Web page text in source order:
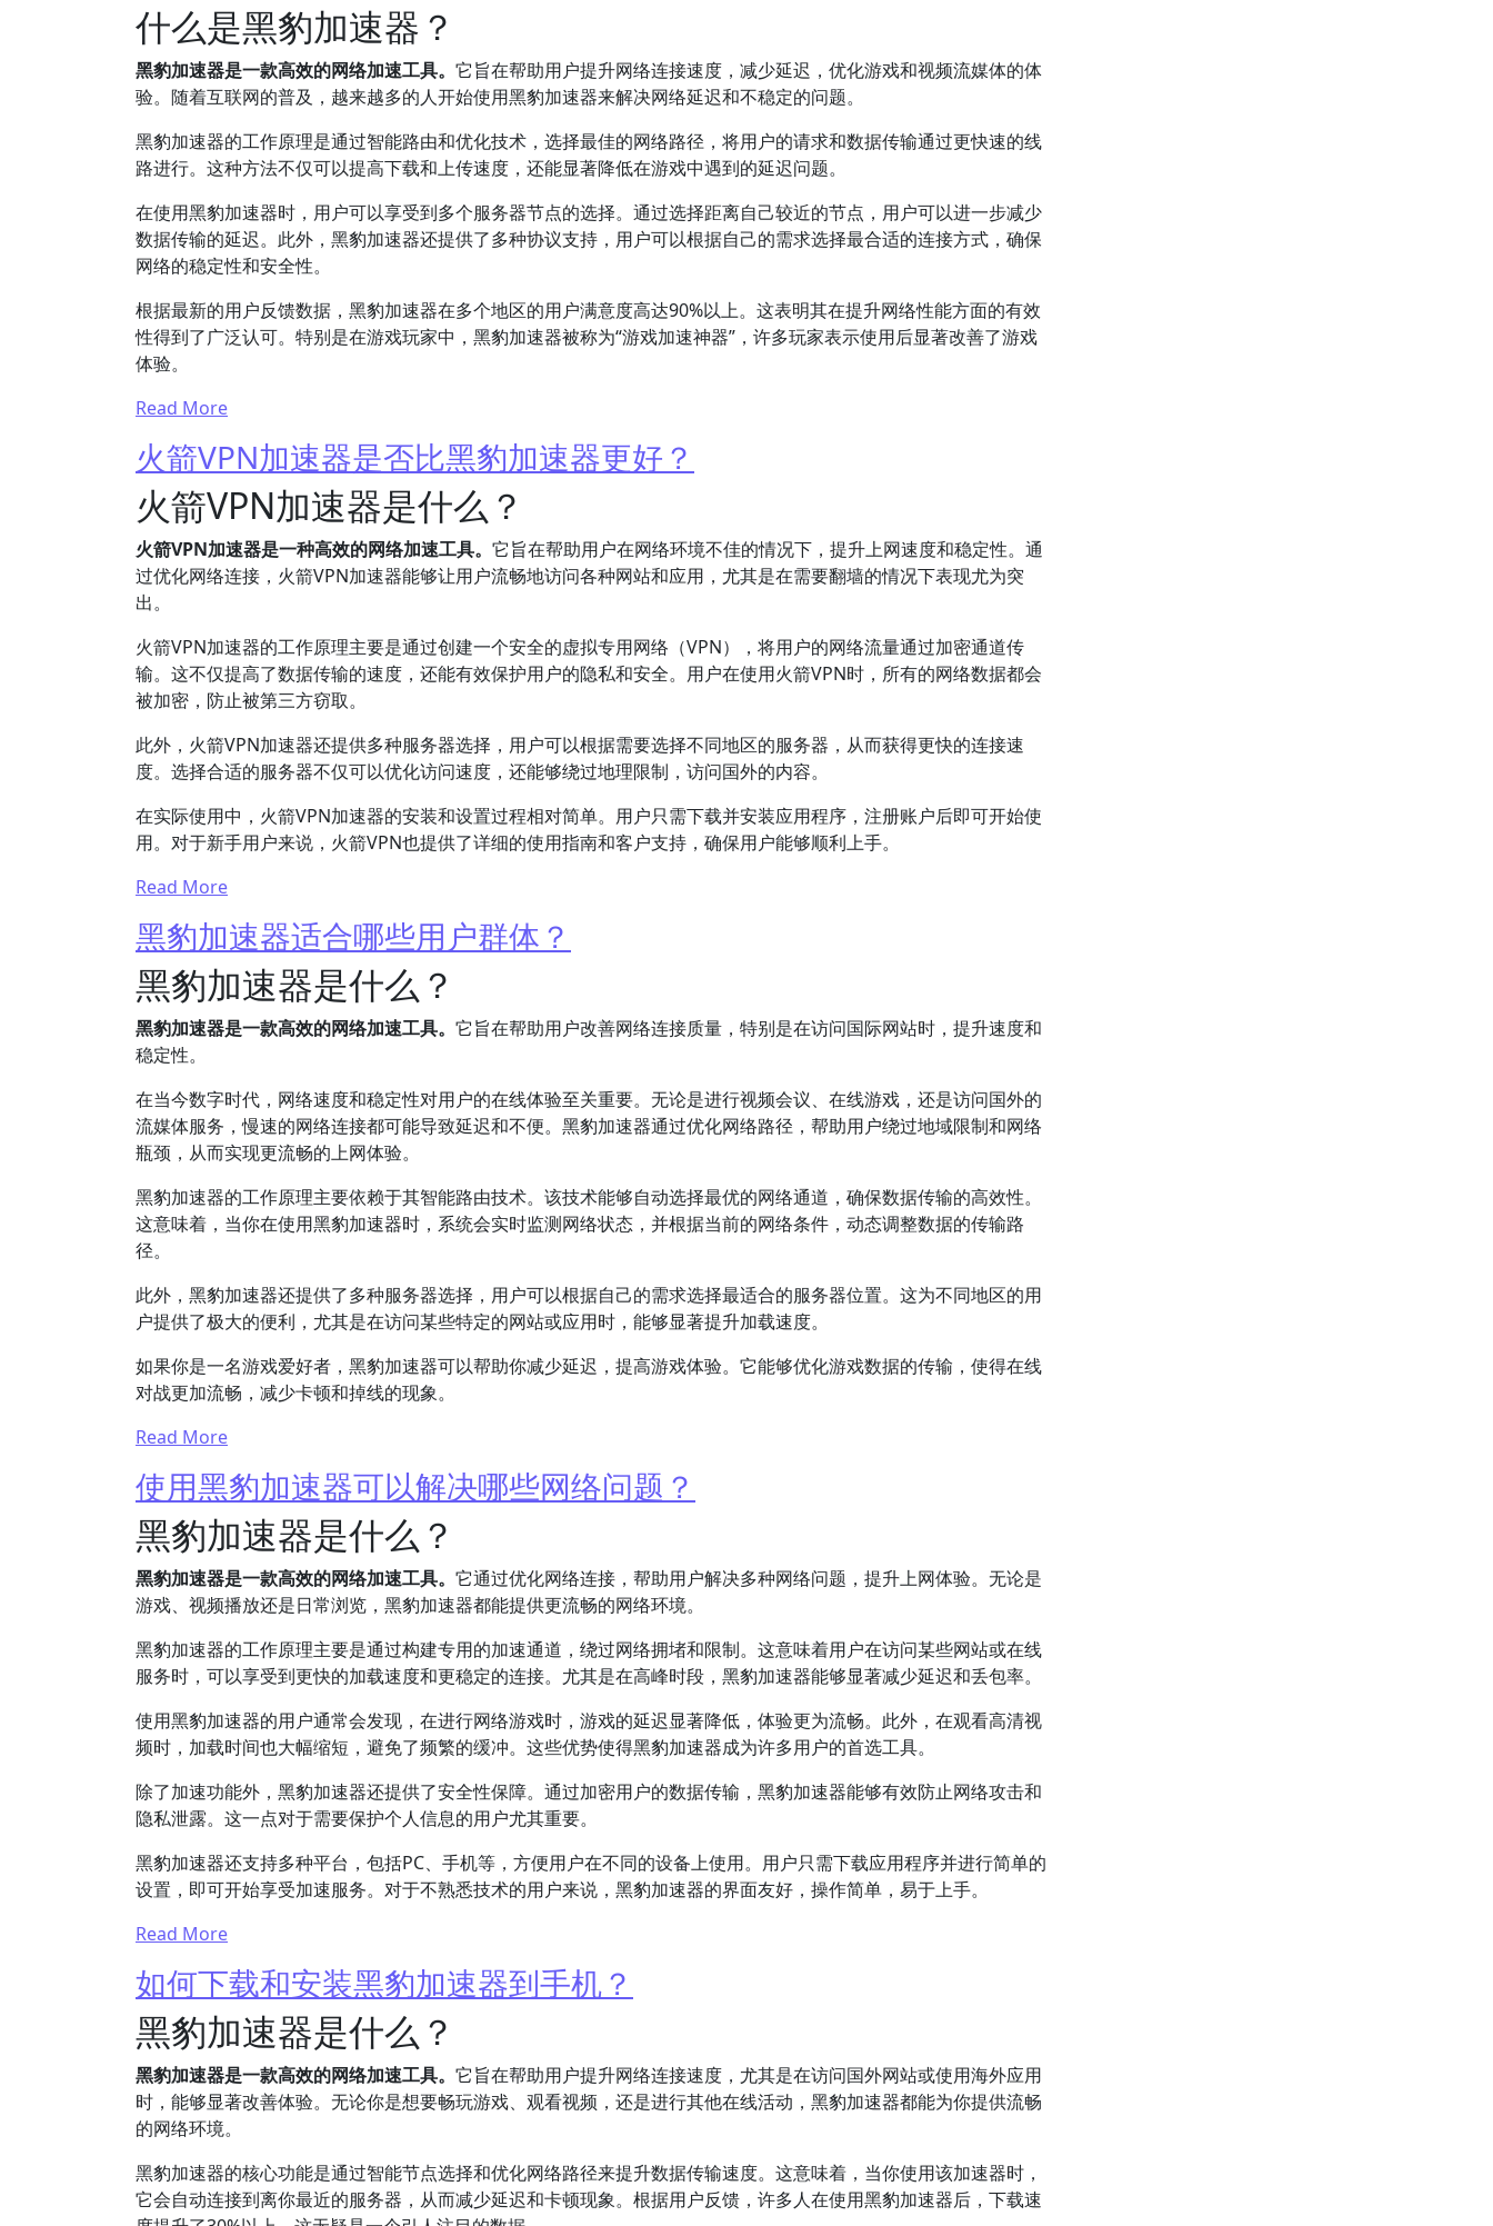
什么是黑豹加速器？
黑豹加速器是一款高效的网络加速工具。 它旨在帮助用户提升网络连接速度，减少延迟，优化游戏和视频流媒体的体
验。随着互联网的普及，越来越多的人开始使用黑豹加速器来解决网络延迟和不稳定的问题。
黑豹加速器的工作原理是通过智能路由和优化技术，选择最佳的网络路径，将用户的请求和数据传输通过更快速的线
路进行。这种方法不仅可以提高下载和上传速度，还能显著降低在游戏中遇到的延迟问题。
在使用黑豹加速器时，用户可以享受到多个服务器节点的选择。通过选择距离自己较近的节点，用户可以进一步减少
数据传输的延迟。此外，黑豹加速器还提供了多种协议支持，用户可以根据自己的需求选择最合适的连接方式，确保
网络的稳定性和安全性。
根据最新的用户反馈数据，黑豹加速器在多个地区的用户满意度高达90%以上。这表明其在提升网络性能方面的有效
性得到了广泛认可。特别是在游戏玩家中，黑豹加速器被称为“游戏加速神器”，许多玩家表示使用后显著改善了游戏
体验。
Read More
火箭VPN加速器是否比黑豹加速器更好？
火箭VPN加速器是什么？
火箭VPN加速器是一种高效的网络加速工具。 它旨在帮助用户在网络环境不佳的情况下，提升上网速度和稳定性。通
过优化网络连接，火箭VPN加速器能够让用户流畅地访问各种网站和应用，尤其是在需要翻墙的情况下表现尤为突
出。
火箭VPN加速器的工作原理主要是通过创建一个安全的虚拟专用网络（VPN），将用户的网络流量通过加密通道传
输。这不仅提高了数据传输的速度，还能有效保护用户的隐私和安全。用户在使用火箭VPN时，所有的网络数据都会
被加密，防止被第三方窃取。
此外，火箭VPN加速器还提供多种服务器选择，用户可以根据需要选择不同地区的服务器，从而获得更快的连接速
度。选择合适的服务器不仅可以优化访问速度，还能够绕过地理限制，访问国外的内容。
在实际使用中，火箭VPN加速器的安装和设置过程相对简单。用户只需下载并安装应用程序，注册账户后即可开始使
用。对于新手用户来说，火箭VPN也提供了详细的使用指南和客户支持，确保用户能够顺利上手。
Read More
黑豹加速器适合哪些用户群体？
黑豹加速器是什么？
黑豹加速器是一款高效的网络加速工具。 它旨在帮助用户改善网络连接质量，特别是在访问国际网站时，提升速度和
稳定性。
在当今数字时代，网络速度和稳定性对用户的在线体验至关重要。无论是进行视频会议、在线游戏，还是访问国外的
流媒体服务，慢速的网络连接都可能导致延迟和不便。黑豹加速器通过优化网络路径，帮助用户绕过地域限制和网络
瓶颈，从而实现更流畅的上网体验。
黑豹加速器的工作原理主要依赖于其智能路由技术。该技术能够自动选择最优的网络通道，确保数据传输的高效性。
这意味着，当你在使用黑豹加速器时，系统会实时监测网络状态，并根据当前的网络条件，动态调整数据的传输路
径。
此外，黑豹加速器还提供了多种服务器选择，用户可以根据自己的需求选择最适合的服务器位置。这为不同地区的用
户提供了极大的便利，尤其是在访问某些特定的网站或应用时，能够显著提升加载速度。
如果你是一名游戏爱好者，黑豹加速器可以帮助你减少延迟，提高游戏体验。它能够优化游戏数据的传输，使得在线
对战更加流畅，减少卡顿和掉线的现象。
Read More
使用黑豹加速器可以解决哪些网络问题？
黑豹加速器是什么？
黑豹加速器是一款高效的网络加速工具。 它通过优化网络连接，帮助用户解决多种网络问题，提升上网体验。无论是
游戏、视频播放还是日常浏览，黑豹加速器都能提供更流畅的网络环境。
黑豹加速器的工作原理主要是通过构建专用的加速通道，绕过网络拥堵和限制。这意味着用户在访问某些网站或在线
服务时，可以享受到更快的加载速度和更稳定的连接。尤其是在高峰时段，黑豹加速器能够显著减少延迟和丢包率。
使用黑豹加速器的用户通常会发现，在进行网络游戏时，游戏的延迟显著降低，体验更为流畅。此外，在观看高清视
频时，加载时间也大幅缩短，避免了频繁的缓冲。这些优势使得黑豹加速器成为许多用户的首选工具。
除了加速功能外，黑豹加速器还提供了安全性保障。通过加密用户的数据传输，黑豹加速器能够有效防止网络攻击和
隐私泄露。这一点对于需要保护个人信息的用户尤其重要。
黑豹加速器还支持多种平台，包括PC、手机等，方便用户在不同的设备上使用。用户只需下载应用程序并进行简单的
设置，即可开始享受加速服务。对于不熟悉技术的用户来说，黑豹加速器的界面友好，操作简单，易于上手。
Read More
如何下载和安装黑豹加速器到手机？
黑豹加速器是什么？
黑豹加速器是一款高效的网络加速工具。 它旨在帮助用户提升网络连接速度，尤其是在访问国外网站或使用海外应用
时，能够显著改善体验。无论你是想要畅玩游戏、观看视频，还是进行其他在线活动，黑豹加速器都能为你提供流畅
的网络环境。
黑豹加速器的核心功能是通过智能节点选择和优化网络路径来提升数据传输速度。这意味着，当你使用该加速器时，
它会自动连接到离你最近的服务器，从而减少延迟和卡顿现象。根据用户反馈，许多人在使用黑豹加速器后，下载速